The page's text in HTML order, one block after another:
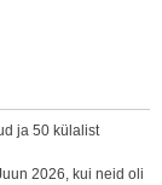
ja 50 külalist
2026, kui neid oli